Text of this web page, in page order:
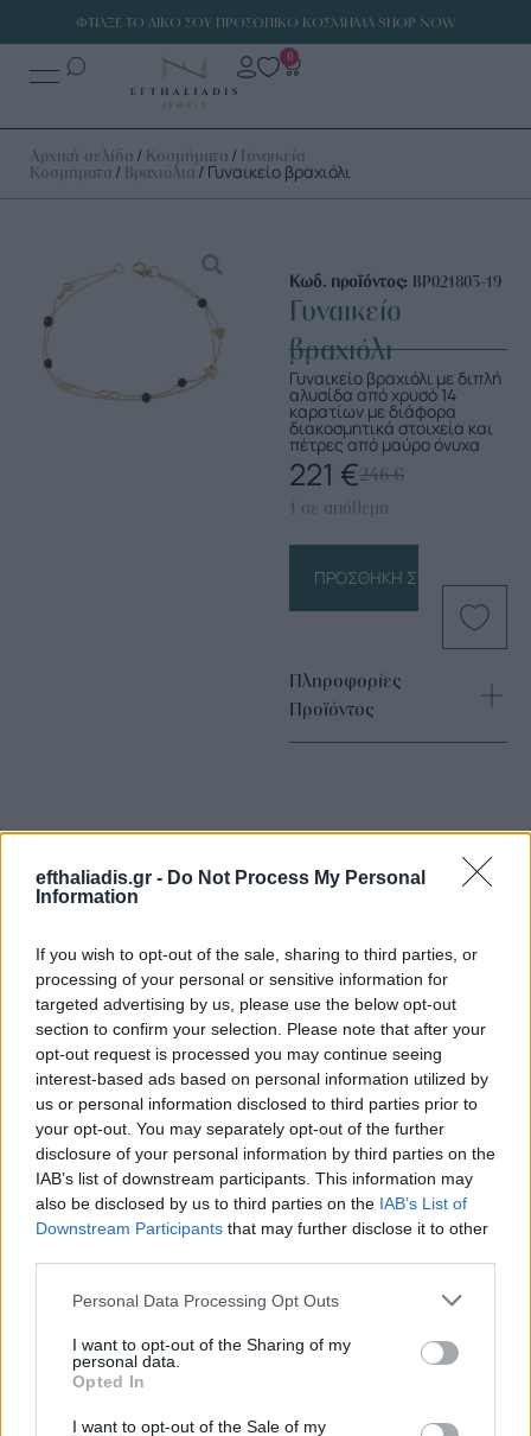
efthaliadis.gr - Do Not Process My Personal
Information
If you wish to opt-out of the sale, sharing to third parties, or
processing of your personal or sensitive information for
targeted advertising by us, please use the below opt-out
section to confirm your selection. Please note that after your
opt-out request is processed you may continue seeing
interest-based ads based on personal information utilized by
us or personal information disclosed to third parties prior to
your opt-out. You may separately opt-out of the further
disclosure of your personal information by third parties on the
IAB’s list of downstream participants. This information may
also be disclosed by us to third parties on the IAB’s List of
Downstream Participants that may further disclose it to other
Personal Data Processing Opt Outs
I want to opt-out of the Sharing of my
personal data.
Opted In
I want to opt-out of the Sale of my
ΦΤΙΑΞΕ ΤΟ ΔΙΚΟ ΣΟΥ ΠΡΟΣΩΠΙΚΟ ΚΟΣΜΗΜΑ SHOP NOW
0
Αρχική σελίδα / Κοσμήματα / Γυναικεία
Κοσμήματα / Βραχιόλια / Γυναικείο βραχιόλι
Κωδ. προϊόντος: ΒΡ021803-19
Γυναικείο
βραχιόλι
Γυναικείο βραχιόλι με διπλή
αλυσίδα από χρυσό 14
καρατίων με διάφορα
διακοσμητικά στοιχεία και
πέτρες από μαύρο όνυχα
246€
221 €
1 σε απόθεμα
ΠΡΟΣΘΉΚΗ ΣΤΟ ΚΑΛΆΘΙ
Πληροφορίες
Προϊόντος
Επιλογές Που Ταιριάζουν
Ανακαλύψτε τα κοσμήματα που αγαπήθηκαν περισσότερο!
Εδώ θα βρείτε τις κορυφαίες επιλογές που ξεχωρίζουν για
το μοναδικό τους στυλ και την εξαιρετική τους ποιότητα.
ΧΡΥΣΌΣ 18 ΚΑΡΑΤΊΩΝ -10%